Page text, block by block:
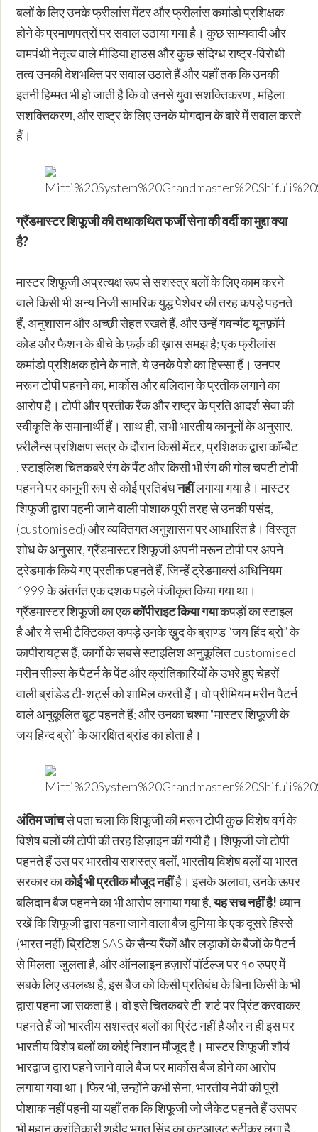
बलों के लिए उनके फ्रीलांस मेंटर और फ्रीलांस कमांडो प्रशिक्षक
होने के प्रमाणपत्रों पर सवाल उठाया गया है। कुछ साम्यवादी और
वामपंथी नेतृत्व वाले मीडिया हाउस और कुछ संदिग्ध राष्ट्र-विरोधी
तत्व उनकी देशभक्ति पर सवाल उठाते हैं और यहाँ तक कि उनकी
इतनी हिम्मत भी हो जाती है कि वो उनसे युवा सशक्तिकरण , महिला
सशक्तिकरण, और राष्ट्र के लिए उनके योगदान के बारे में सवाल करते
हैं।
ग्रैंडमास्टर शिफूजी की तथाकथित फर्जी सेना की वर्दी का मुद्दा क्या
है?
मास्टर शिफूजी अप्रत्यक्ष रूप से सशस्त्र बलों के लिए काम करने
वाले किसी भी अन्य निजी सामरिक युद्ध पेशेवर की तरह कपड़े पहनते
हैं, अनुशासन और अच्छी सेहत रखते हैं, और उन्हें गवर्न्मंट यूनफ़ॉर्म
कोड और फैशन के बीचे के फ़र्क़ की ख़ास समझ है; एक फ्रीलांस
कमांडो प्रशिक्षक होने के नाते, ये उनके पेशे का हिस्सा हैं। उनपर
मरून टोपी पहनने का, मार्कोस और बलिदान के प्रतीक लगाने का
आरोप है। टोपी और प्रतीक रैंक और राष्ट्र के प्रति आदर्श सेवा की
स्वीकृति के समानार्थी हैं। साथ ही, सभी भारतीय कानूनों के अनुसार,
फ़्रीलैन्स प्रशिक्षण सत्र के दौरान किसी मेंटर, प्रशिक्षक द्वारा कॉम्बैट
, स्टाइलिश चितकबरे रंग के पैंट और किसी भी रंग की गोल चपटी टोपी
पहनने पर कानूनी रूप से कोई प्रतिबंधनहींलगाया गया है। मास्टर
शिफूजी द्वारा पहनी जाने वाली पोशाक पूरी तरह से उनकी पसंद,
(customised) और व्यक्तिगत अनुशासन पर आधारित है। विस्तृत
शोध के अनुसार, ग्रैंडमास्टर शिफूजी अपनी मरून टोपी पर अपने
ट्रेडमार्क किये गए प्रतीक पहनते हैं, जिन्हें ट्रेडमार्क्स अधिनियम
1999 के अंतर्गत एक दशक पहले पंजीकृत किया गया था।
ग्रैंडमास्टर शिफूजी का एककॉपीराइट किया गयाकपड़ों का स्टाइल
है और ये सभी टैक्टिकल कपड़े उनके ख़ुद के ब्राण्ड “जय हिंद ब्रो” के
कापीरायट्स हैं, कार्गो के सबसे स्टाइलिश अनुकूलित customised
मरीन सील्स के पैटर्न के पेंट और क्रांतिकारियों के उभरे हुए चेहरों
वाली ब्रांडेड टी-शर्ट्स को शामिल करती हैं। वो प्रीमियम मरीन पैटर्न
वाले अनुकूलित बूट पहनते हैं; और उनका चश्मा “मास्टर शिफूजी के
जय हिन्द ब्रो” के आरक्षित ब्रांड का होता है।
अंतिम जांचसे पता चला कि शिफूजी की मरून टोपी कुछ विशेष वर्ग के
विशेष बलों की टोपी की तरह डिज़ाइन की गयी है। शिफूजी जो टोपी
पहनते हैं उस पर भारतीय सशस्त्र बलों, भारतीय विशेष बलों या भारत
सरकार काकोई भी प्रतीक मौजूद नहींहै। इसके अलावा, उनके ऊपर
बलिदान बैज पहनने का भी आरोप लगाया गया है,यह सच नहीं है!ध्यान
रखें कि शिफूजी द्वारा पहना जाने वाला बैज दुनिया के एक दूसरे हिस्से
(भारत नहीं) ब्रिटिश SAS के सैन्य रैंकों और लड़ाकों के बैजों के पैटर्न
से मिलता-जुलता है, और ऑनलाइन हज़ारों पॉर्टल्ज़ पर १० रुपए में
सबके लिए उपलब्ध है, इस बैज को किसी प्रतिबंध के बिना किसी के भी
द्वारा पहना जा सकता है। वो इसे चितकबरे टी-शर्ट पर प्रिंट करवाकर
पहनते हैं जो भारतीय सशस्त्र बलों का प्रिंट नहीं है और न ही इस पर
भारतीय विशेष बलों का कोई निशान मौजूद है। मास्टर शिफूजी शौर्य
भारद्वाज द्वारा पहने जाने वाले बैज पर मार्कोस बैज होने का आरोप
लगाया गया था। फिर भी, उन्होंने कभी सेना, भारतीय नेवी की पूरी
पोशाक नहीं पहनी या यहाँ तक कि शिफूजी जो जैकेट पहनते हैं उसपर
भी महान क्रांतिकारी शहीद भगत सिंह का कटआउट स्टीकर लगा है,